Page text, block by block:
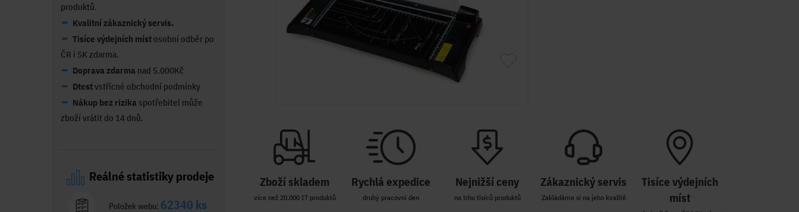
Zboží skladem
více než 20.000 IT produktů
Rychlá expedice
druhý pracovní den
Nejnižší ceny
na trhu tisíců produktů
Zákaznický servis
Zakládáme si na jeho kvalitě
Tisíce výdejních
míst
produktů.
Kvalitní zákaznický servis.
Tisíce výdejních míst osobní odběr po
ČR i SK zdarma.
Doprava zdarma nad 5.000Kč
Dtestvstřícné obchodní podmínky
Nákup bez rizika spotřebitel může
zboží vrátit do 14 dnů.
Reálné statistiky prodeje
Položek webu: 62340 ks